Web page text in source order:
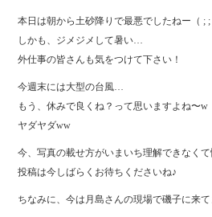
本日は朝から土砂降りで最悪でしたねー（ ; ;
しかも、ジメジメして暑い…
外仕事の皆さんも気をつけて下さい！
今週末には大型の台風…
もう、休みで良くね？って思いますよね〜w
ヤダヤダww
今、写真の載せ方がいまいち理解できなく
投稿は今しばらくお待ちくださいね♪
ちなみに、今は月島さんの現場で磯子に来